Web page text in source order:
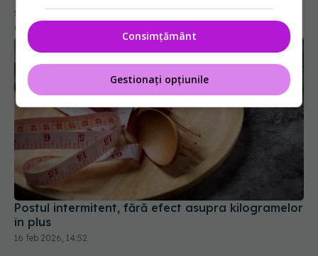
Postul intermitent, fără efect asupra kilogramelor
în plus
16 feb 2026, 14:52
Consimțământ
Gestionați opțiunile